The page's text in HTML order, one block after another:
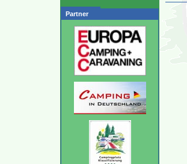
Partner